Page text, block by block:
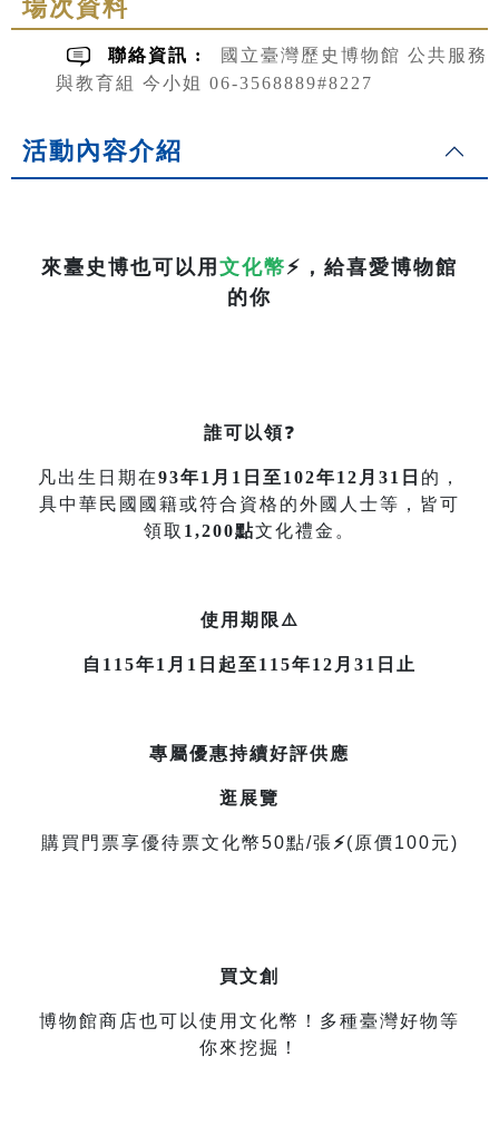
場次資料
聯絡資訊 :
國立臺灣歷史博物館 公共服務
與教育組 今小姐 06-3568889#8227
活動內容介紹
來臺史博也可以用 文化幣⚡ ，給喜愛博物館
的你
誰可以領❓
凡出生日期在93年1月1日至102年12月31日 的，
具中華民國國籍或符合資格的外國人士等，皆可
領取 1,200點文化禮金。
使用期限⚠️
自115年1月1日起至115年12月31日止
專屬優惠持續好評供應
逛展覽
購買門票享優待票文化幣50點/張⚡(原價100元)
買文創
博物館商店也可以使用文化幣！多種臺灣好物等
你來挖掘！